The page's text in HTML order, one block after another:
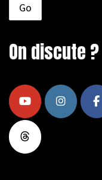
On discute ?